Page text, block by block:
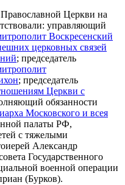
Церкви на
управляющий
Воскресенский
церковных связей
; председатель
; председатель
Церкви с
обязанности
Московского и всея
палаты РФ,
с тяжелыми
Александр
Государственного
военной операции
(Бурков).